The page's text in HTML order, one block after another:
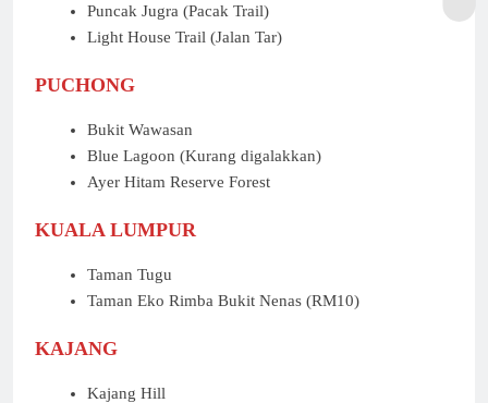
Puncak Jugra (Pacak Trail)
Light House Trail (Jalan Tar)
PUCHONG
Bukit Wawasan
Blue Lagoon (Kurang digalakkan)
Ayer Hitam Reserve Forest
KUALA LUMPUR
Taman Tugu
Taman Eko Rimba Bukit Nenas (RM10)
KAJANG
Kajang Hill